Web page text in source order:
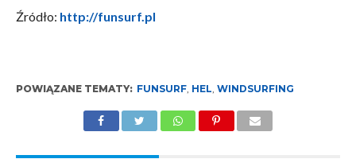
Źródło: http://funsurf.pl
POWIĄZANE TEMATY: FUNSURF, HEL WINDSURFING